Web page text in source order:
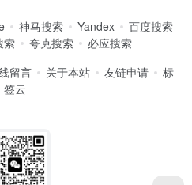
神马搜索 Yandex
百度搜索
索 夸克搜索
必应搜索
留言 关于本站 友链申请
标
签云